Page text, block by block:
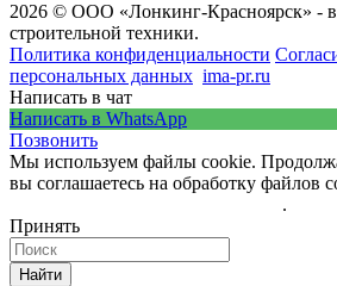
2026 © ООО «Лонкинг-Красноярск» -
строительной техники.
Политика конфиденциальности
персональных данных ima-pr.ru
Написать в чат
Написать в WhatsApp
Позвонить
Мы используем файлы cookie.
вы соглашаетесь на обработку файлов
.
Принять
Найти